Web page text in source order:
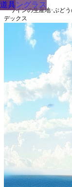
『ワインの生産地･ぶど
デックス
道具
道具
道具
道具
道具
道具
ワイングラス
道具
道具